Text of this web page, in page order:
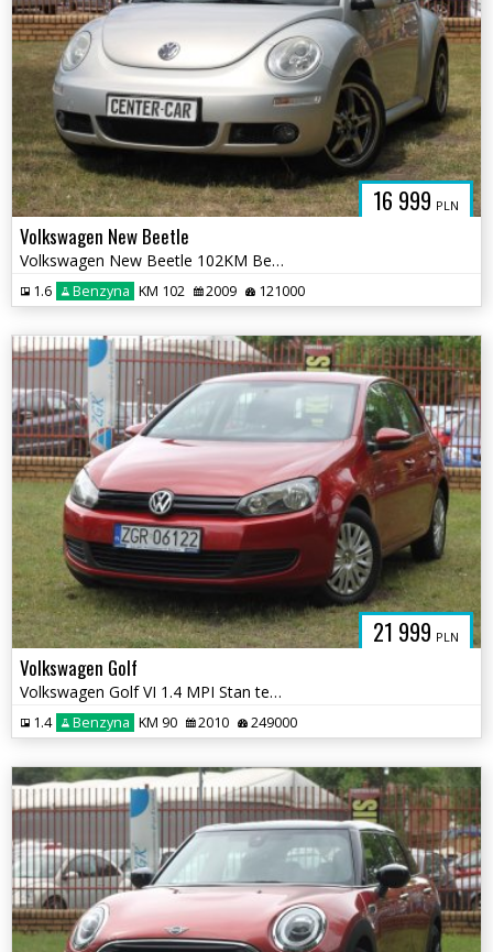
16 999 PLN
Volkswagen New Beetle
Volkswagen New Beetle 102KM Bezwypadkowy Udokumentowany Stan licznika
1.6 Benzyna KM 102 2009 121000
21 999 PLN
Volkswagen Golf
Volkswagen Golf VI 1.4 MPI Stan tech BDB Rej.PL WARTO
1.4 Benzyna KM 90 2010 249000